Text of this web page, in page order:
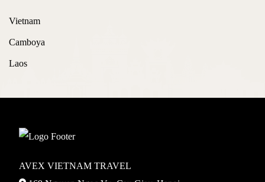
Vietnam
Camboya
Laos
AVEX VIETNAM TRAVEL